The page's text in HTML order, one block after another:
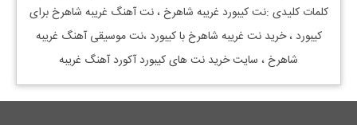
کلمات کلیدی :نت کیبورد غریبه شاهرخ، نت آهنگ غریبه شاهرخبرای
کیبورد ، خرید نت غریبه شاهرخبا کیبورد ،نت موسیقی آهنگ غریبه
شاهرخ، سایت خرید نت های کیبورد آکورد آهنگ غریبه